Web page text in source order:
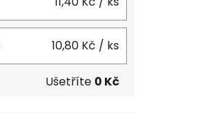
10,80 Kč / ks
Ušetříte 0 Kč